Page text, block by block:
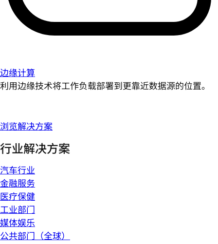
边缘计算
利用边缘技术将工作负载部署到更靠近数据源的位置。
浏览解决方案
行业解决方案
汽车行业
金融服务
医疗保健
工业部门
媒体娱乐
公共部门（全球）